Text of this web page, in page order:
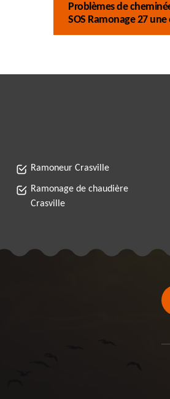
Problèmes de
SOS Ramonage 27
Ramoneur Crasville
Ramonage de chaudière
Crasville